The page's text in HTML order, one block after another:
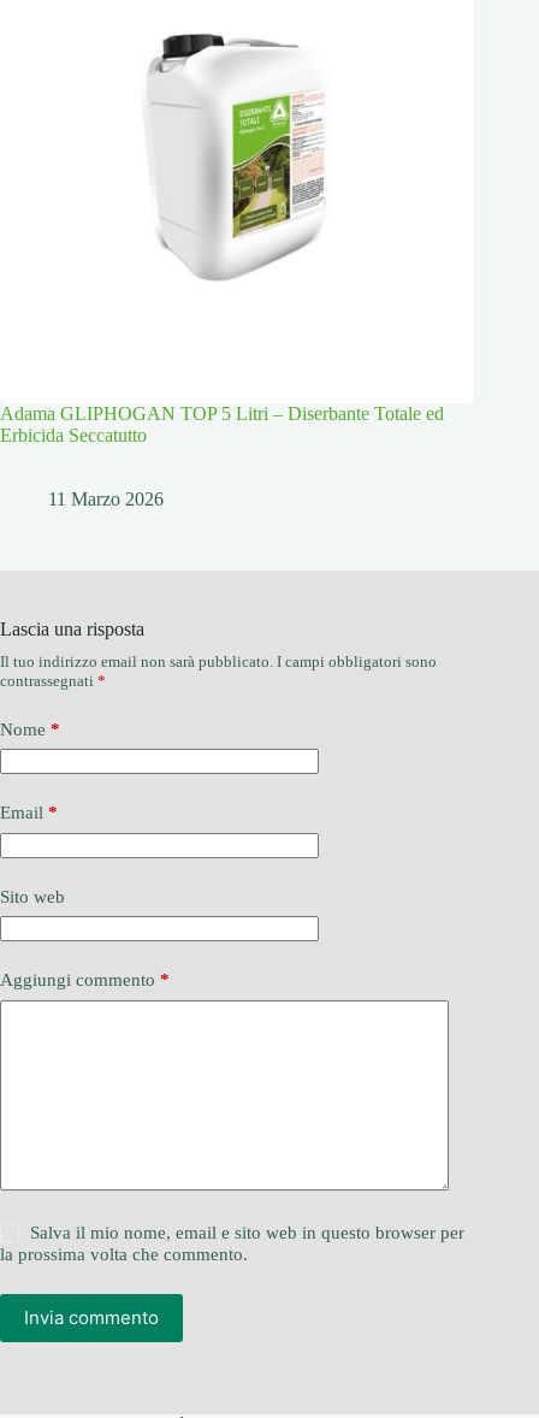
Adama GLIPHOGAN TOP 5 Litri – Diserbante Totale ed
Erbicida Seccatutto
11 Marzo 2026
Lascia una risposta
Il tuo indirizzo email non sarà pubblicato. I campi obbligatori sono
contrassegnati *
Nome *
Email *
Sito web
Aggiungi commento *
Salva il mio nome, email e sito web in questo browser per
la prossima volta che commento.
Invia commento